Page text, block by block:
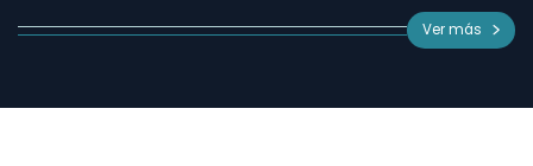
Ver más